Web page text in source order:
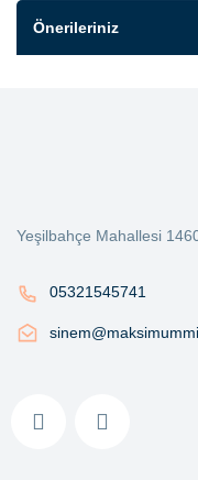
Önerileriniz
Yeşilbahçe Mahallesi
05321545741